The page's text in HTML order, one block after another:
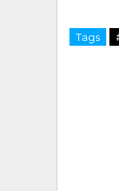
Tags